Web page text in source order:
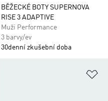
BĚŽECKÉ BOTY SUPERNOVA
RISE 3 ADAPTIVE
Muži Performance
3 barvy/ev
30denní zkušební doba